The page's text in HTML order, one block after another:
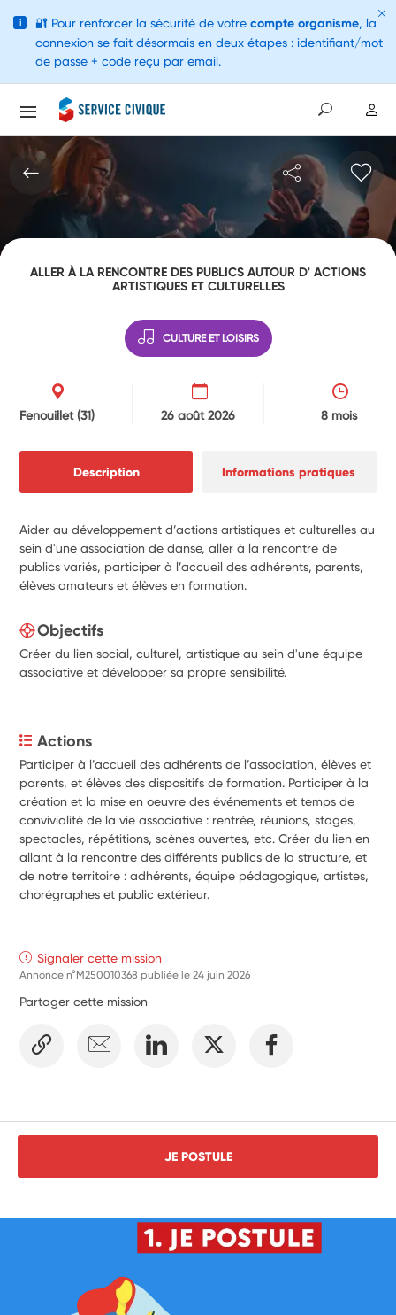
ALLER À LA RENCONTRE DES PUBLICS AUTOUR D' ACTIONS
ARTISTIQUES ET CULTURELLES
CULTURE ET LOISIRS
Fenouillet(31) 26 août 2026 8 mois
Description Informations pratiques
Aider au développement d’actions artistiques et culturelles au
sein d'une association de danse, aller à la rencontre de
publics variés, participer à l’accueil des adhérents, parents,
élèves amateurs et élèves en formation.
Objectifs
Créer du lien social, culturel, artistique au sein d'une équipe
associative et développer sa propre sensibilité.
Actions
Participer à l’accueil des adhérents de l’association, élèves et
parents, et élèves des dispositifs de formation. Participer à la
création et la mise en oeuvre des événements et temps de
convivialité de la vie associative : rentrée, réunions, stages,
spectacles, répétitions, scènes ouvertes, etc. Créer du lien en
allant à la rencontre des différents publics de la structure, et
de notre territoire : adhérents, équipe pédagogique, artistes,
chorégraphes et public extérieur.
Signaler cette mission
Annonce n°M250010368 publiée le24 juin 2026
Partager cette mission
JE POSTULE
i 🔐 Pour renforcer la sécurité de votre compte organisme, la
connexion se fait désormais en deux étapes : identifiant/mot
de passe + code reçu par email.